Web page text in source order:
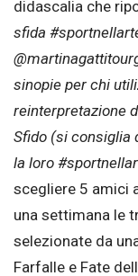
didascalia che
sfida
sinopie per chi
reinterpretazione
Sfido (si consiglia
la loro
scegliere 5 amici
una settimana le
selezionate da
Farfalle e Fate